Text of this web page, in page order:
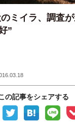
ミイラ、調査
”
の記事をシェアする